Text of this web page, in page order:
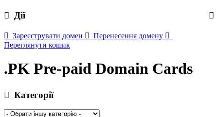
Дії
Зареєструвати домен
Перенесення домену
Переглянути кошик
.PK Pre-paid Domain Cards
Категорії